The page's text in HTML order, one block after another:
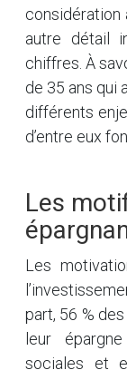
considération
autre détail
chiffres. À
de 35 ans qui
différents
d’entre eux
Les
Les
part, 56 %
leur
sociales et